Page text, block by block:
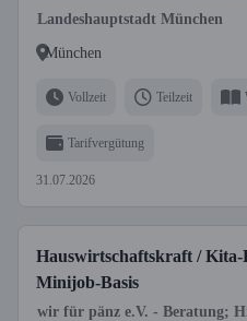
Landeshauptstadt München
München
Vollzeit Teilzeit
Tarifvergütung
31.07.2026
Hauswirtschaftskraft / Kita-
Minijob-Basis
wir für pänz e.V. - Beratung;